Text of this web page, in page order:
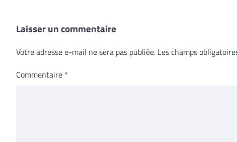
Laisser un commentaire
Votre adresse e-mail ne sera pas publiée. Les champs
Commentaire *